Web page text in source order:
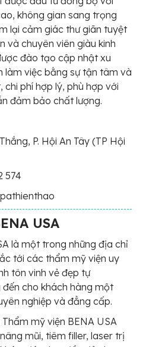
không gian sang trọng
lại cảm giác thư giãn tuyệt
và chuyên viên giàu kinh
đào tạo cập nhật xu
làm việc bằng sự tận tâm và
phí hợp lý, phù hợp với
đảm bảo chất lượng.
P. Hội An Tây (TP Hội
574
USA
là một trong những địa chỉ
tới các thẩm mỹ viện uy
tôn vinh vẻ đẹp tự
đến cho khách hàng một
nghiệp và đẳng cấp.
mỹ viện BENA USA
mũi, tiêm filler, laser trị